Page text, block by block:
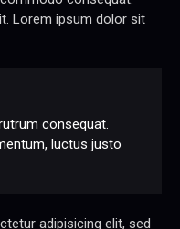
Lorem ipsum dolor sit
consequat.
luctus justo
adipisicing elit, sed